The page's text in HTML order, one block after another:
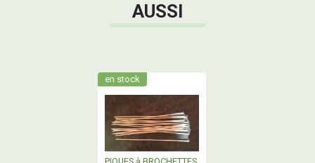
AUSSI
en stock